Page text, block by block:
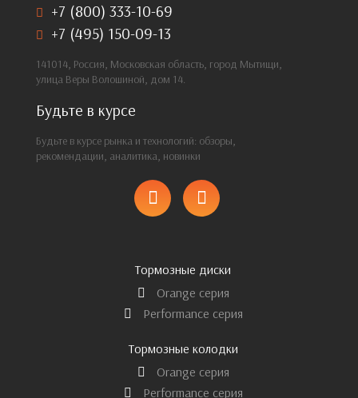
+7 (800) 333-10-69
+7 (495) 150-09-13
141014, Россия, Московская область, город Мытищи,
улица Веры Волошиной, дом 14.
Будьте в курсе
Будьте в курсе рынка и технологий: обзоры,
рекомендации, аналитика, новинки
Тормозные диски
Orange серия
Performance серия
Тормозные колодки
Orange серия
Performance серия